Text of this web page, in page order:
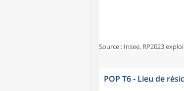
Source : Insee, RP2023
POP T6 - Lieu de